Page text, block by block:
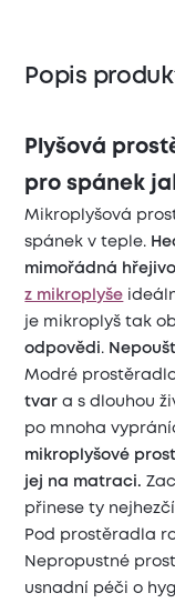
Popis
Plyšová
pro spánek
Mikroplyšová
spánek v teple.
mimořádná
z mikroplyše
je mikroplyš tak
odpovědi.
Modré
tvara s dlouhou
po mnoha
mikroplyšové
jej na matraci.
přinese ty nejhezčí
Pod prostěradla
Nepropustné
usnadní péči o